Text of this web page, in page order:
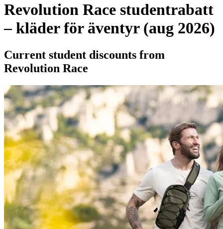
Revolution Race studentrabatt
– kläder för äventyr (aug 2026)
Current student discounts from
Revolution Race